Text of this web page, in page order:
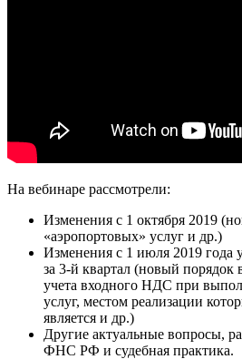
На вебинаре рассмотрели:
Изменения с 1 октября 2019
«аэропортовых» услуг и др.)
Изменения с 1 июля 2019 года
за 3-й квартал (новый порядок
учета входного НДС при
услуг, местом реализации
является и др.)
Другие актуальные вопросы,
ФНС РФ и судебная практика.